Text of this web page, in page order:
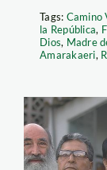
Tags: Camino
la República,
Dios, Madre
Amarakaeri,